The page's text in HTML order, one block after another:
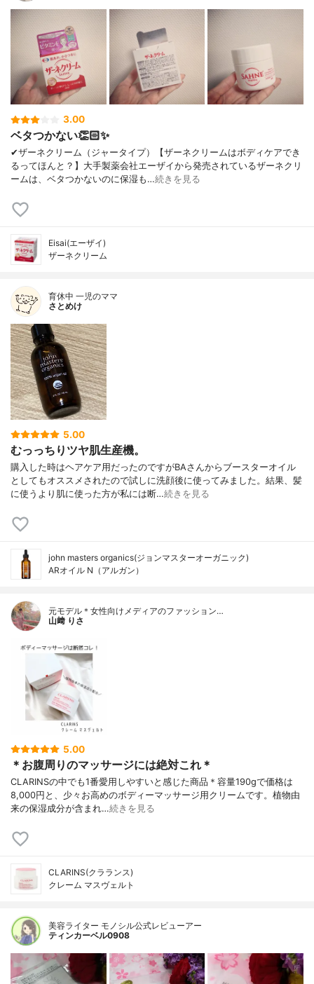
3.00
ベタつかない👏🏻✨
✔︎ザーネクリーム（ジャータイプ）【ザーネクリームはボディケアでき
るってほんと？】大手製薬会社エーザイから発売されているザーネクリ
ームは、ベタつかないのに保湿も…続きを見る
Eisai(エーザイ)
ザーネクリーム
育休中 一児のママ
さとめけ
5.00
むっっちりツヤ肌生産機。
購入した時はヘアケア用だったのですがBAさんからブースターオイル
としてもオススメされたので試しに洗顔後に使ってみました。結果、髪
に使うより肌に使った方が私には断…続きを見る
john masters organics(ジョンマスターオーガニック)
ARオイル N（アルガン）
元モデル＊女性向けメディアのファッション…
山﨑 りさ
5.00
＊お腹周りのマッサージには絶対これ＊
CLARINSの中でも1番愛用しやすいと感じた商品＊容量190gで価格は
8,000円と、少々お高めのボディーマッサージ用クリームです。植物由
来の保湿成分が含まれ…続きを見る
CLARINS(クラランス)
クレーム マスヴェルト
美容ライター モノシル公式レビューアー
ティンカーベル0908